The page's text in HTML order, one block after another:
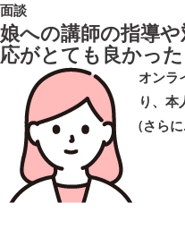
面談
娘への講師の指導
応がとても良かった
オンラ
り、本
(さら